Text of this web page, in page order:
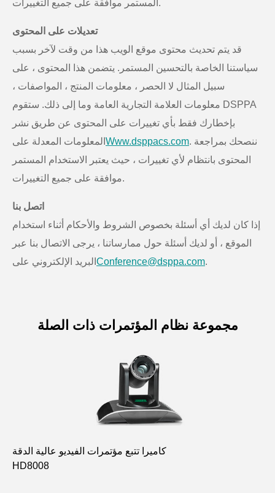
المستمر موافقة على جميع التغييرات.
تعديلات على المحتوى
قد يتم تحديث محتوى موقع الويب هذا من وقت لآخر بسبب
سياستنا الخاصة بالتحسين المستمر. يتضمن هذا المحتوى ، على
سبيل المثال لا الحصر ، معلومات المنتج ، المواصفات ،
معلومات العلامة التجارية العامة وما إلى ذلك. ستقوم DSPPA
بإخطارك فقط بأي تغييرات على المحتوى عن طريق نشر
المعلومات المعدلة على Www.dsppacs.com. ننصحك بمراجعة
المحتوى بانتظام لأي تغييرات ، حيث يعتبر الاستخدام المستمر
موافقة على جميع التغييرات.
اتصل بنا
إذا كان لديك أي أسئلة بخصوص الشروط والأحكام أثناء استخدام
الموقع ، أو لديك أسئلة حول ممارساتنا ، يرجى الاتصال بنا عبر
البريد الإلكتروني على Conference@dsppa.com.
مجموعة نظام المؤتمرات ذات الصلة
كاميرا تتبع مؤتمرات الفيديو عالية الدقة
HD8008